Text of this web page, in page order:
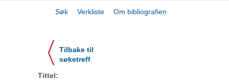
Søk Verkliste Om bibliografien
Tilbake til
søketreff
Tittel: